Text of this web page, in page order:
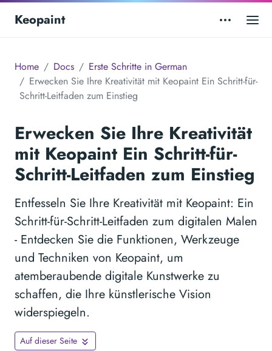
Keopaint
Home Docs
Erste Schritte in German
Erwecken Sie Ihre Kreativität mit Keopaint Ein Schritt-für-
Schritt-Leitfaden zum Einstieg
Erwecken Sie Ihre Kreativität
mit Keopaint Ein Schritt-für-
Schritt-Leitfaden zum Einstieg
Entfesseln Sie Ihre Kreativität mit Keopaint: Ein
Schritt-für-Schritt-Leitfaden zum digitalen Malen
- Entdecken Sie die Funktionen, Werkzeuge
und Techniken von Keopaint, um
atemberaubende digitale Kunstwerke zu
schaffen, die Ihre künstlerische Vision
widerspiegeln.
Auf dieser Seite